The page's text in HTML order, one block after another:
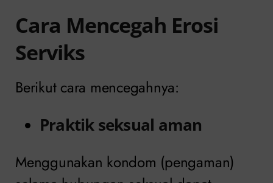
Cara Mencegah Erosi
Serviks
Berikut cara mencegahnya:
Praktik seksual aman
Menggunakan kondom (pengaman)